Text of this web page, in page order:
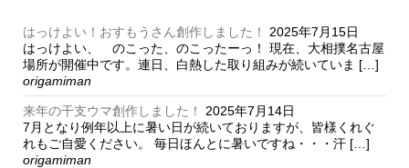
はっけよい！おすもうさん創作しました！
2025年7月15日
はっけよい、 のこった、のこったーっ！ 現在、大相撲名古屋
場所が開催中です。連日、白熱した取り組みが続いていま […]
origamiman
来年の干支ウマ創作しました！
2025年7月14日
7月となり例年以上に暑い日が続いておりますが、皆様くれぐ
れもご自愛ください。 毎日ほんとに暑いですね・・・汗 […]
origamiman